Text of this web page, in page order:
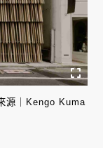
源｜Kengo Kuma